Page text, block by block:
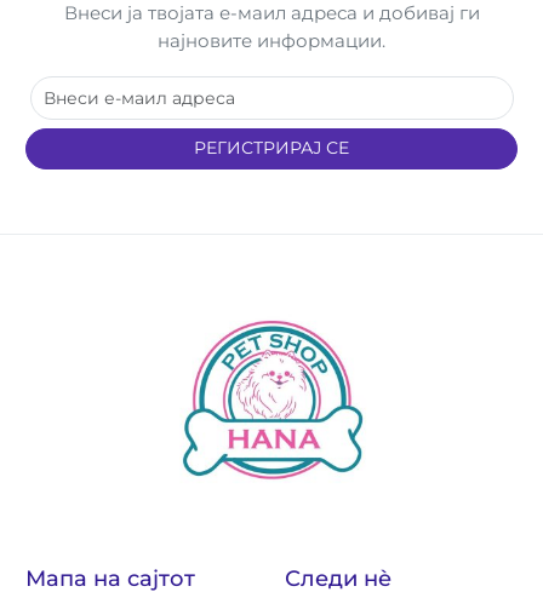
Внеси ја твојата е-маил адреса и добивај ги
најновите информации.
РЕГИСТРИРАЈ СЕ
Мапа на сајтот Следи нè